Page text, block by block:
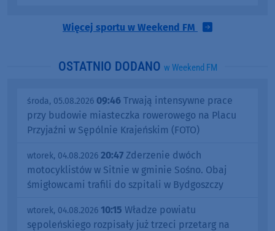
Więcej sportu w Weekend FM
OSTATNIO DODANO w Weekend FM
środa, 05.08.2026 09:46 Trwają intensywne prace
przy budowie miasteczka rowerowego na Placu
Przyjaźni w Sępólnie Krajeńskim (FOTO)
wtorek, 04.08.2026 20:47 Zderzenie dwóch
motocyklistów w Sitnie w gminie Sośno. Obaj
śmigłowcami trafili do szpitali w Bydgoszczy
wtorek, 04.08.2026 10:15 Władze powiatu
sępoleńskiego rozpisały już trzeci przetarg na